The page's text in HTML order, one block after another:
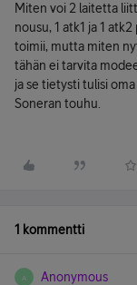
Miten voi 2 laitetta
nousu, 1 atk1 ja 1
toimii, mutta miten
tähän ei tarvita
ja se tietysti tulisi
Soneran touhu.
1 kommentti
A Anonymous